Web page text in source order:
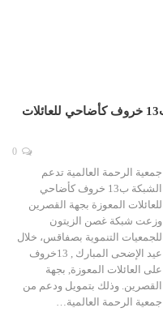
جمعية الرحمة العالمية تدعم الشبكة ب13 خروف كأضاحي للعائلات
جمعية الرحمة العالمية تدعم
الشبكة ب13 خروف كأضاحي
للعائلات المعوزة بجهة القصرين
وزعت شبكة غصن الزيتون
للجمعيات التنموية بصفاقس، خلال
عيد الإضحى المبارك , 13خروف
على العائلات المعوزة, بجهة
القصرين. وذلك بتمويل ودعم من
جمعية الرحمة العالمية…